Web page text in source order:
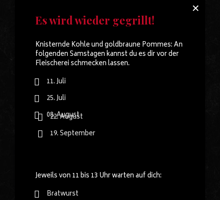
Adressen
✕
Es wird wieder gegrillt!
Knisternde Kohle und goldbraune Pommes: An
folgenden Samstagen kannst du es dir vor der
Fleischerei schmecken lassen.
11. Juli
25. Juli
08. August
22. August
19. September
Jeweils von 11 bis 13 Uhr warten auf dich:
Bratwurst